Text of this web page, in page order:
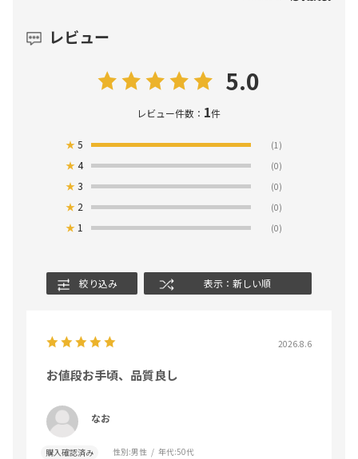
レビュー
5.0
レビュー件数： 1件
★5 (1)
★4 (0)
★3 (0)
★ 2 (0)
★ 1 (0)
絞り込み 表示：新しい順
2026.8.6
お値段お手頃、品質良し
なお
購入確認済み 性別:男性 年代:50代